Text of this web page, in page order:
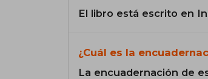
El libro está escrito en
¿Cuál es la
La encuadernación de